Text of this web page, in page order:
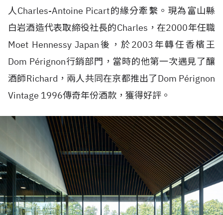
人Charles-Antoine Picart的緣分牽繫。現為富山縣
白岩酒造代表取締役社長的Charles，在2000年任職
Moet Hennessy Japan後，於2003年轉任香檳王
Dom Pérignon行銷部門，當時的他第一次遇見了釀
酒師Richard，兩人共同在京都推出了Dom Pérignon
Vintage 1996傳奇年份酒款，獲得好評。